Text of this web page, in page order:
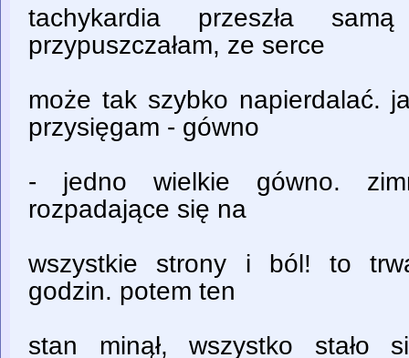
tachykardia przeszła
przypuszczałam, ze serce
może tak szybko napierdalać.
przysięgam - gówno
- jedno wielkie gówno.
rozpadające się na
wszystkie strony i ból! to
godzin. potem ten
stan minął, wszystko stało